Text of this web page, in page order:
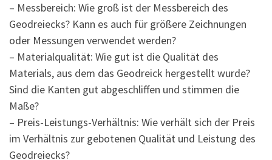
– Messbereich: Wie groß ist der Messbereich des
Geodreiecks? Kann es auch für größere Zeichnungen
oder Messungen verwendet werden?
– Materialqualität: Wie gut ist die Qualität des
Materials, aus dem das Geodreick hergestellt wurde?
Sind die Kanten gut abgeschliffen und stimmen die
Maße?
– Preis-Leistungs-Verhältnis: Wie verhält sich der Preis
im Verhältnis zur gebotenen Qualität und Leistung des
Geodreiecks?